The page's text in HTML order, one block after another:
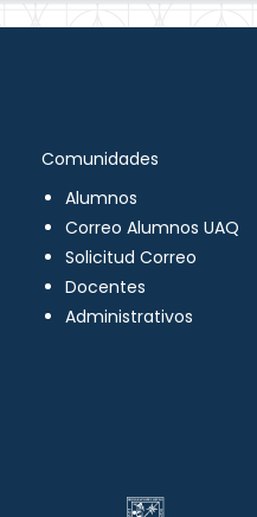
Comunidades
Alumnos
Correo Alumnos UAQ
Solicitud Correo
Docentes
Administrativos